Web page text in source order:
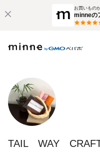
お買いもの
minneの
TAIL WAY